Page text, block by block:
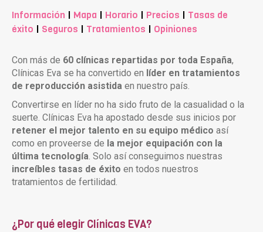
Información | Mapa | Horario | Precios | Tasas de
éxito | Seguros | Tratamientos | Opiniones
Con más de 60 clínicas repartidas por toda España,
Clínicas Eva se ha convertido en líder en tratamientos
de reproducción asistida en nuestro país.
Convertirse en líder no ha sido fruto de la casualidad o la
suerte. Clínicas Eva ha apostado desde sus inicios por
retener el mejor talento en su equipo médico así
como en proveerse de la mejor equipación con la
última tecnología . Solo así conseguimos nuestras
increíbles tasas de éxito en todos nuestros
tratamientos de fertilidad.
¿Por qué elegir Clínicas EVA?